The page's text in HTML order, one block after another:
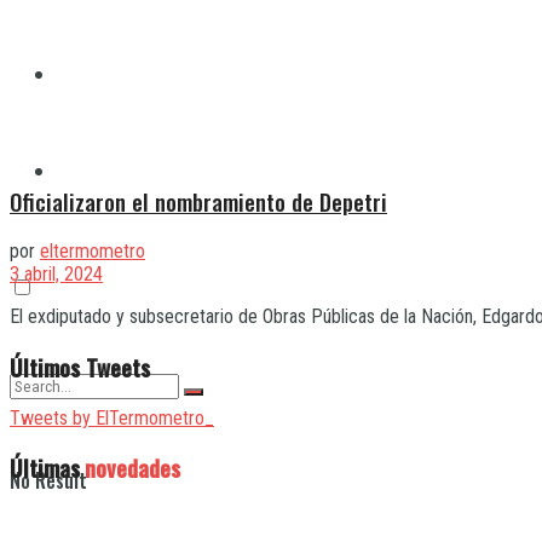
No Result
Oficializaron el nombramiento de Depetri
por eltermometro
3 abril, 2024
El exdiputado y subsecretario de Obras Públicas de la Nación,
Últimos Tweets
Tweets by ElTermometro_
Últimasnovedades